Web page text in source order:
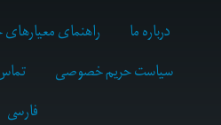
درباره ما راهنمای
سیاست حریم خصوصی
فارسى